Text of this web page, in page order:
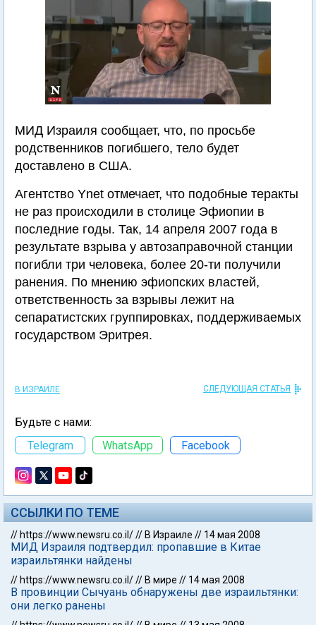
МИД Израиля сообщает, что, по просьбе
родственников погибшего, тело будет
доставлено в США.
Агентство Ynet отмечает, что подобные теракты
не раз происходили в столице Эфиопии в
последние годы. Так, 14 апреля 2007 года в
результате взрыва у автозаправочной станции
погибли три человека, более 20-ти получили
ранения. По мнению эфиопских властей,
ответственность за взрывы лежит на
сепаратистских группировках, поддерживаемых
государством Эритрея.
В ИЗРАИЛЕ СЛЕДУЮЩАЯ СТАТЬЯ
Будьте с нами:
Telegram
WhatsApp Facebook
ССЫЛКИ ПО ТЕМЕ
// https://www.newsru.co.il/// В Израиле // 14 мая 2008
МИД Израиля подтвердил: пропавшие в Китае
израильтянки найдены
// https://www.newsru.co.il/// В мире // 14 мая 2008
В провинции Сычуань обнаружены две израильтянки:
они легко ранены